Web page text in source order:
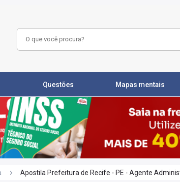
Questões Mapas mentais
Apostila Prefeitura de Recife - PE - Agente